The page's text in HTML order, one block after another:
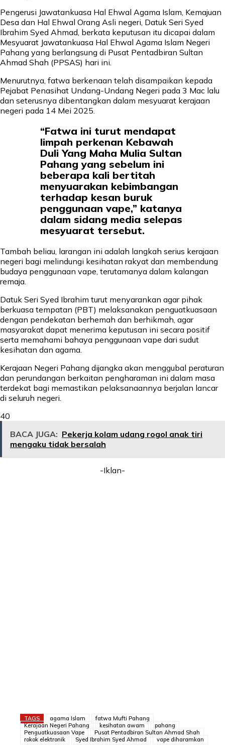
Pengerusi Jawatankuasa Hal Ehwal Agama Islam, Kemajuan
Desa dan Hal Ehwal Orang Asli negeri, Datuk Seri Syed
Ibrahim Syed Ahmad, berkata keputusan itu dicapai dalam
Mesyuarat Jawatankuasa Hal Ehwal Agama Islam Negeri
Pahang yang berlangsung di Pusat Pentadbiran Sultan
Ahmad Shah (PPSAS) hari ini.
Menurutnya, fatwa berkenaan telah disampaikan kepada
Pejabat Penasihat Undang-Undang Negeri pada 3 Mac lalu
dan seterusnya dibentangkan dalam mesyuarat kerajaan
negeri pada 14 Mei 2025.
“Fatwa ini turut mendapat
limpah perkenan Kebawah
Duli Yang Maha Mulia Sultan
Pahang yang sebelum ini
beberapa kali bertitah
menyuarakan kebimbangan
terhadap kesan buruk
penggunaan vape,” katanya
dalam sidang media selepas
mesyuarat tersebut.
Tambah beliau, larangan ini adalah langkah serius kerajaan
negeri bagi melindungi kesihatan rakyat dan membendung
budaya penggunaan vape, terutamanya dalam kalangan
remaja.
Datuk Seri Syed Ibrahim turut menyarankan agar pihak
berkuasa tempatan (PBT) melaksanakan penguatkuasaan
dengan pendekatan berhemah dan berhikmah, agar
masyarakat dapat menerima keputusan ini secara positif
serta memahami bahaya penggunaan vape dari sudut
kesihatan dan agama.
Kerajaan Negeri Pahang dijangka akan menggubal peraturan
dan perundangan berkaitan pengharaman ini dalam masa
terdekat bagi memastikan pelaksanaannya berjalan lancar
di seluruh negeri.
40
BACA JUGA: Pekerja kolam udang rogol anak tiri
mengaku tidak bersalah
-Iklan-
TAGS agama Islam
fatwa Mufti Pahang
Kerajaan Negeri Pahang
kesihatan awam
pahang
Penguatkuasaan Vape
Pusat Pentadbiran Sultan Ahmad Shah
rokok elektronik
Syed Ibrahim Syed Ahmad vape diharamkan